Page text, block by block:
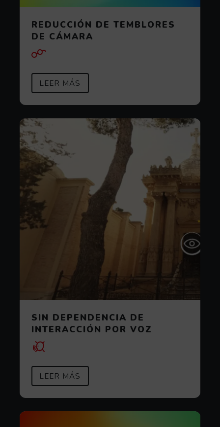
REDUCCIÓN DE TEMBLORES
DE CÁMARA
LEER MÁS
SIN DEPENDENCIA DE
INTERACCIÓN POR VOZ
LEER MÁS